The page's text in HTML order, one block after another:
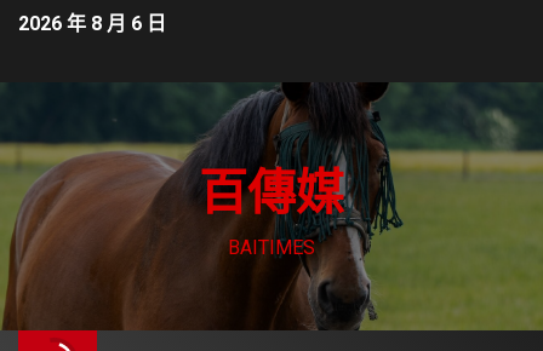
2026 年 8 月 6 日
百傳媒
BAITIMES